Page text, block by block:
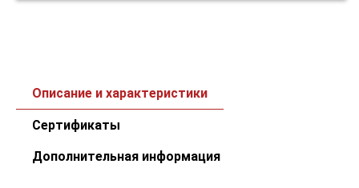
Описание и характеристики
Сертификаты
Дополнительная информация